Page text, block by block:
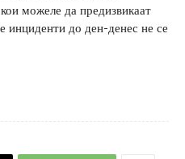
можеле да предизвикаат
инциденти до ден-денес не се